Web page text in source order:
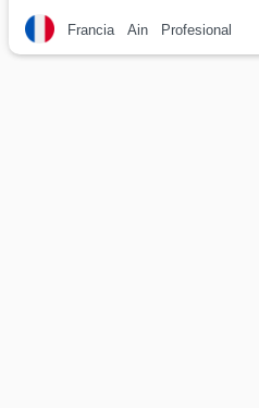
Francia Ain Profesional